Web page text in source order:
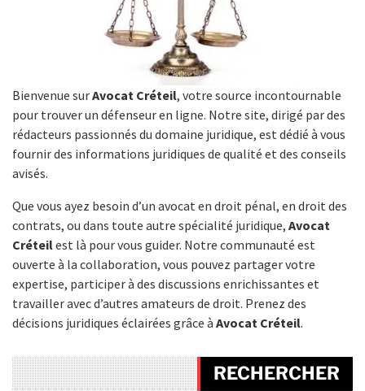
Bienvenue surAvocat Créteil, votre source incontournable
pour trouver un défenseur en ligne. Notre site, dirigé par des
rédacteurs passionnés du domaine juridique, est dédié à vous
fournir des informations juridiques de qualité et des conseils
avisés.
Que vous ayez besoin d’un avocat en droit pénal, en droit des
contrats, ou dans toute autre spécialité juridique, Avocat
Créteilest là pour vous guider. Notre communauté est
ouverte à la collaboration, vous pouvez partager votre
expertise, participer à des discussions enrichissantes et
travailler avec d’autres amateurs de droit. Prenez des
décisions juridiques éclairées grâce à Avocat Créteil.
RECHERCHER